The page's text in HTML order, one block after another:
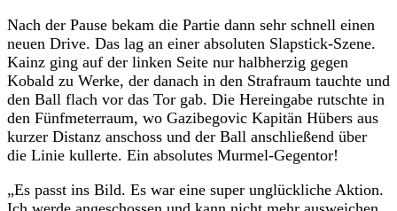
Nach der Pause bekam die Partie dann sehr schnell einen
neuen Drive. Das lag an einer absoluten Slapstick-Szene.
Kainz ging auf der linken Seite nur halbherzig gegen
Kobald zu Werke, der danach in den Strafraum tauchte und
den Ball flach vor das Tor gab. Die Hereingabe rutschte in
den Fünfmeterraum, wo Gazibegovic Kapitän Hübers aus
kurzer Distanz anschoss und der Ball anschließend über
die Linie kullerte. Ein absolutes Murmel-Gegentor!
„Es passt ins Bild. Es war eine super unglückliche Aktion.